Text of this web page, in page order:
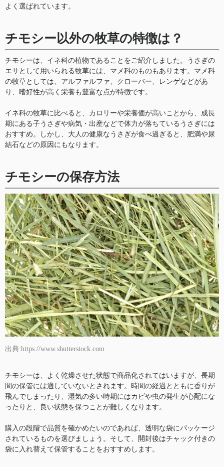
よく選ばれています。
チモシー以外の牧草の特徴は？
チモシーは、イネ科の植物であることをご紹介しました。うさぎの
エサとして用いられる牧草には、マメ科のものもあります。マメ科
の牧草としては、アルファルファ、クローバー、レンゲなどがあ
り、嗜好性が高く栄養も豊富な点が特徴です。
イネ科の牧草に比べると、カロリーや栄養価が高いことから、成長
期にある子うさぎや病気・出産などで体力が落ちているうさぎには
おすすめ。しかし、大人の健康なうさぎが食べ過ぎると、肥満や尿
結石などの原因にもなります。
チモシーの保存方法
出典:https://www.shutterstock.com
チモシーは、よく乾燥させた状態で商品化されてはいますが、長期
間の保管には適していないとされます。時間の経過とともに香りが
飛んでしまったり、湿気の多い時期にはカビや虫の発生が心配にな
ったりと、良い状態を保つことが難しくなります。
購入の段階で品質を確かめたいのであれば、透明な袋にパッケージ
されているものを選びましょう。そして、開封後はチャック付きの
袋に入れ替えて保管することをおすすめします。